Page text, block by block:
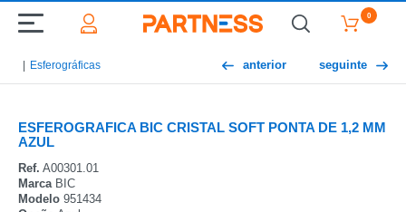
0
Esferográficas anterior seguinte
ESFEROGRAFICA BIC CRISTAL SOFT PONTA DE 1,2 MM
AZUL
Ref. A00301.01
MarcaBIC
Modelo 951434